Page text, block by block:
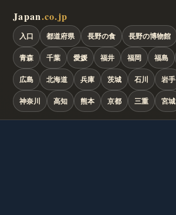
Japan.co.jp
入口 都道府県 長野の食 長野の博物館
青森 千葉 愛媛 福井 福岡 福島
広島 北海道 兵庫 茨城 石川 岩手
神奈川 高知 熊本 京都 三重 宮城